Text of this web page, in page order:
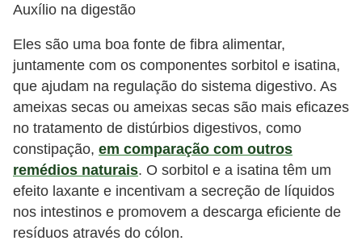
Auxílio na digestão
Eles são uma boa fonte de fibra alimentar,
juntamente com os componentes sorbitol e isatina,
que ajudam na regulação do sistema digestivo. As
ameixas secas ou ameixas secas são mais eficazes
no tratamento de distúrbios digestivos, como
constipação, em comparação com outros
remédios naturais. O sorbitol e a isatina têm um
efeito laxante e incentivam a secreção de líquidos
nos intestinos e promovem a descarga eficiente de
resíduos através do cólon.